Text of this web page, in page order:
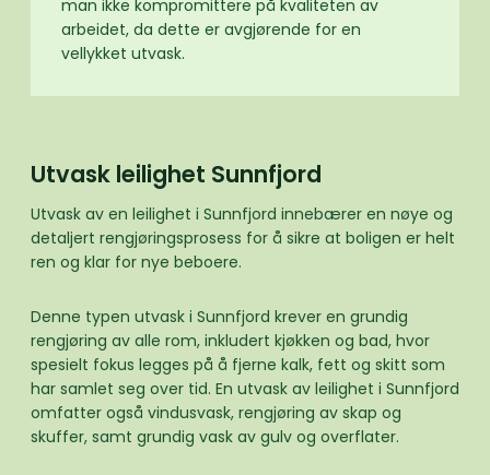
man ikke kompromittere på kvaliteten av
arbeidet, da dette er avgjørende for en
vellykket utvask.
Utvask leilighet Sunnfjord
Utvask av en leilighet i Sunnfjord innebærer en nøye og
detaljert rengjøringsprosess for å sikre at boligen er helt
ren og klar for nye beboere.
Denne typen utvask i Sunnfjord krever en grundig
rengjøring av alle rom, inkludert kjøkken og bad, hvor
spesielt fokus legges på å fjerne kalk, fett og skitt som
har samlet seg over tid. En utvask av leilighet i Sunnfjord
omfatter også vindusvask, rengjøring av skap og
skuffer, samt grundig vask av gulv og overflater.